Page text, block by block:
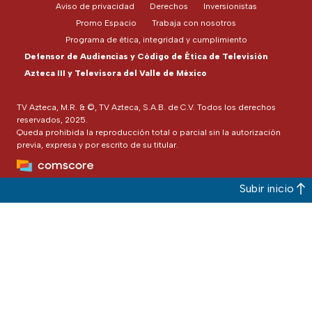
TV Azteca, M.R. & ©, TV Azteca, S.A.B. de C.V. Todos los derechos
reservados, 2025.
Queda prohibida la reproducción total o parcial sin la autorización
previa, expresa y por escrito de su titular.
Aviso de privacidad Derechos
Inversionistas
Promo Espacio
Trabaja con nosotros
Programa de ética, integridad y cumplimiento
Defensor de Audiencias y Código de Ética de Televisión
Azteca III y Televisora del Valle de México
Subir inicio